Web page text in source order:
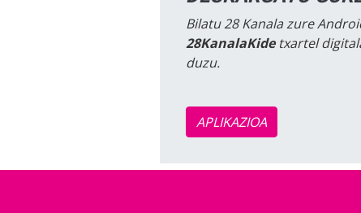
Bilatu 28 Kanala zure
28KanalaKidetxartel
duzu.
APLIKAZIOA